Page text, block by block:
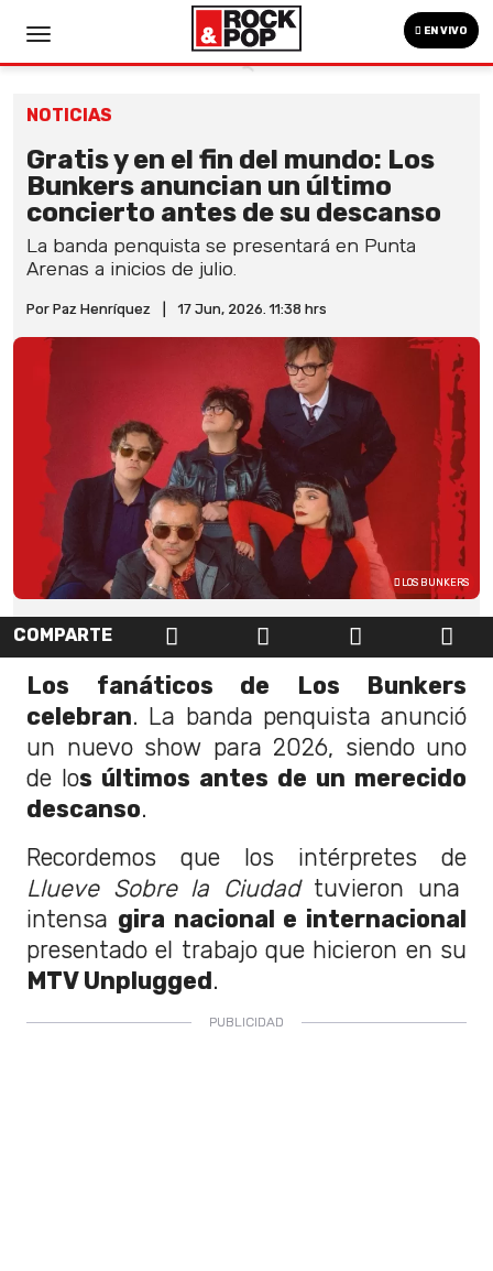
EN VIVO
NOTICIAS
Gratis y en el fin del mundo: Los
Bunkers anuncian un último
concierto antes de su descanso
La banda penquista se presentará en Punta
Arenas a inicios de julio.
Por Paz Henríquez 17 Jun, 2026. 11:38 hrs
LOS BUNKERS
COMPARTE
Los fanáticos de Los Bunkers
celebran. La banda penquista anunció
un nuevo show para 2026, siendo uno
de los últimos antes de un merecido
descanso.
Recordemos que los intérpretes de
Llueve Sobre la Ciudadtuvieron una
intensa gira nacional e internacional
presentado el trabajo que hicieron en su
MTV Unplugged.